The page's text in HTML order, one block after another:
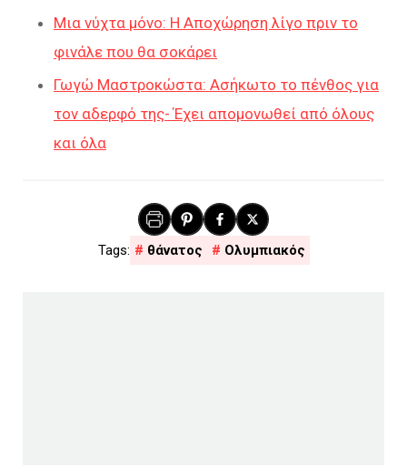
Μια νύχτα μόνο: Η Αποχώρηση λίγο πριν το
φινάλε που θα σοκάρει
Γωγώ Μαστροκώστα: Ασήκωτο το πένθος για
τον αδερφό της- Έχει απομονωθεί από όλους
και όλα
θάνατος Ολυμπιακός